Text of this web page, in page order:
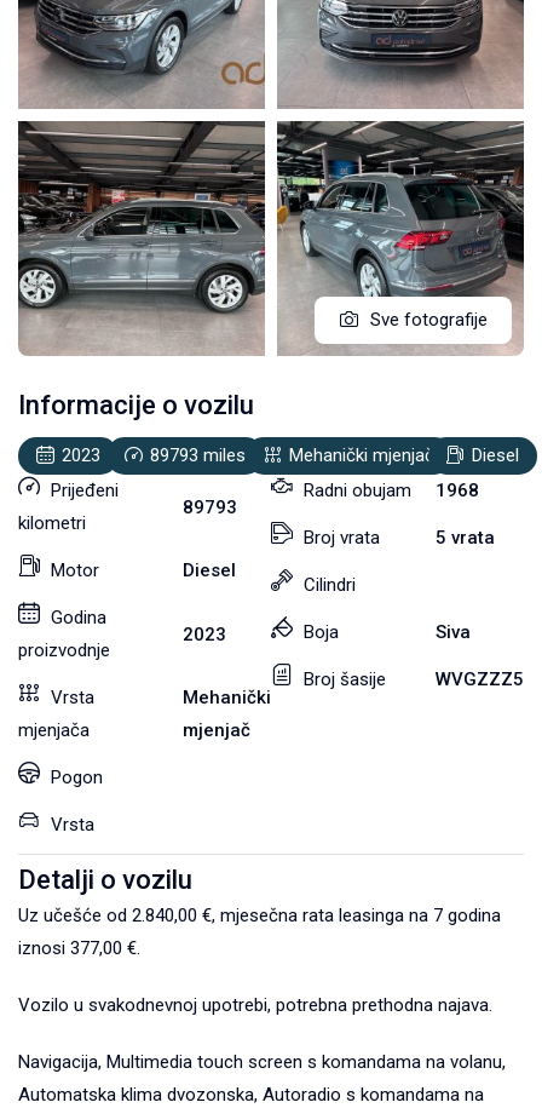
Sve fotografije
Informacije o vozilu
2023 89793miles Mehanički mjenjač
Diesel
Prijeđeni
kilometri
89793
Motor Diesel
Godina
proizvodnje
2023
Vrsta
mjenjača
Mehanički
mjenjač
Pogon
Vrsta
Radni obujam 1968
Broj vrata 5 vrata
Cilindri
Boja Siva
Broj šasije
Detalji o vozilu
Uz učešće od 2.840,00 €, mjesečna rata leasinga na 7 godina
iznosi 377,00 €.
Vozilo u svakodnevnoj upotrebi, potrebna prethodna najava.
Navigacija, Multimedia touch screen s komandama na volanu,
Automatska klima dvozonska, Autoradio s komandama na